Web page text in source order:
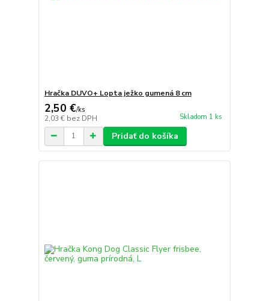
Hračka DUVO+ Lopta ježko gumená 8 cm
2,50 €/ks
2,03 € bez DPH Skladom 1 ks
Pridať do košíka